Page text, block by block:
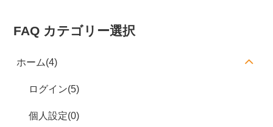
FAQ カテゴリー選択
ホーム(4)
ログイン(5)
個人設定(0)